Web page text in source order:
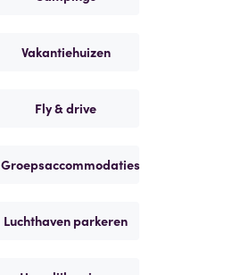
Vakantiehuizen
Fly & drive
Groepsaccommodaties
Luchthaven parkeren